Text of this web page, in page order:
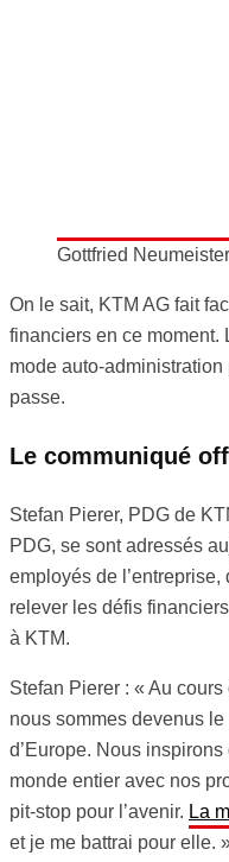
Gottfried
On le sait, KTM AG fait
financiers en ce moment.
mode auto-
passe.
Le communiqué
Stefan Pierer, PDG de
PDG, se sont adressés
employés de
relever les défis
à KTM.
Stefan Pierer : « Au
nous sommes devenus
d’Europe. Nous
monde entier avec nos
pit-stop pour l’avenir. La
et je me battrai pour elle.